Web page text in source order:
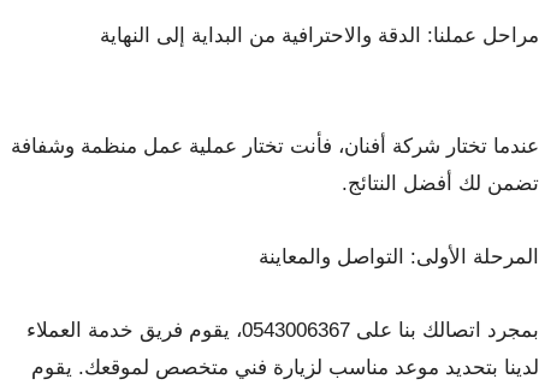
مراحل عملنا: الدقة والاحترافية من البداية إلى النهاية
عندما تختار شركة أفنان، فأنت تختار عملية عمل منظمة وشفافة
تضمن لك أفضل النتائج.
المرحلة الأولى: التواصل والمعاينة
بمجرد اتصالك بنا على 0543006367، يقوم فريق خدمة العملاء
لدينا بتحديد موعد مناسب لزيارة فني متخصص لموقعك. يقوم